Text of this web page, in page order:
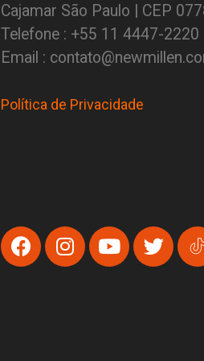
Cajamar São Paulo | CEP
Telefone : +55 11 4447-2220
Email :
Política de Privacidade